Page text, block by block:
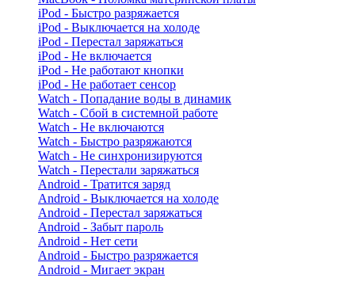
iPod - Быстро разряжается
iPod - Выключается на холоде
iPod - Перестал заряжаться
iPod - Не включается
iPod - Не работают кнопки
iPod - Не работает сенсор
Watch - Попадание воды в динамик
Watch - Сбой в системной работе
Watch - Не включаются
Watch - Быстро разряжаются
Watch - Не синхронизируются
Watch - Перестали заряжаться
Android - Тратится заряд
Android - Выключается на холоде
Android - Перестал заряжаться
Android - Забыт пароль
Android - Нет сети
Android - Быстро разряжается
Android - Мигает экран